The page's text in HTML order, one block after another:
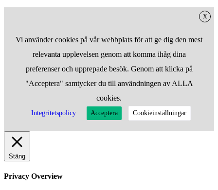
X
Vi använder cookies på vår webbplats för att ge dig den mest
relevanta upplevelsen genom att komma ihåg dina
preferenser och upprepade besök. Genom att klicka på
"Acceptera" samtycker du till användningen av ALLA
cookies.
Integritetspolicy Acceptera Cookieinställningar
Stäng
Privacy Overview